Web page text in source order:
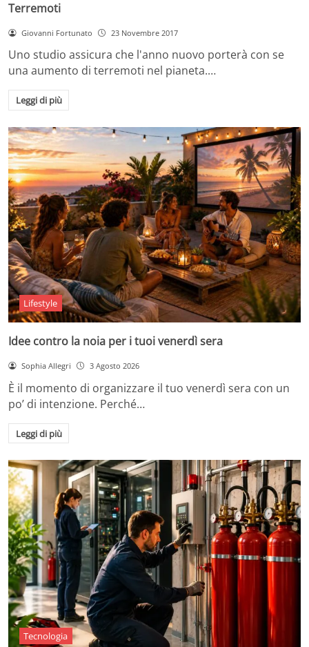
Terremoti
Giovanni Fortunato 23 Novembre 2017
Uno studio assicura che l'anno nuovo porterà con se
una aumento di terremoti nel pianeta.…
Leggi di più
Lifestyle
Idee contro la noia per i tuoi venerdì sera
Sophia Allegri 3 Agosto 2026
È il momento di organizzare il tuo venerdì sera con un
po’ di intenzione. Perché…
Leggi di più
Tecnologia